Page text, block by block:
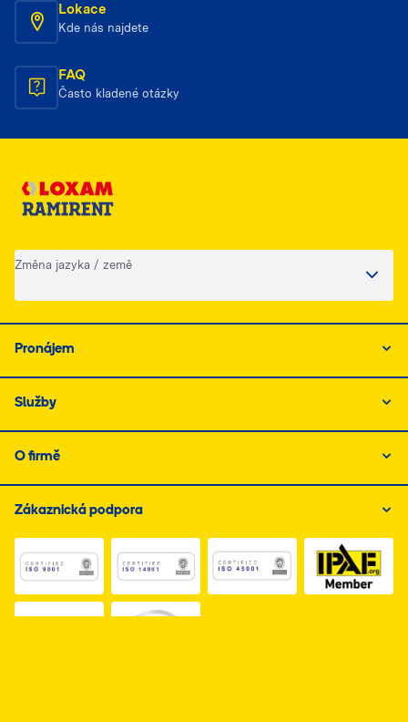
Lokace
Kde nás najdete
FAQ
Často kladené otázky
Změna jazyka / země
Pronájem
Služby
O firmě
Zákaznická podpora
Link do dokumentu PDF z certyfikatem ISO 1, otwiera
Link do dokumentu PDF z certyfikatem
Link do dokumentu